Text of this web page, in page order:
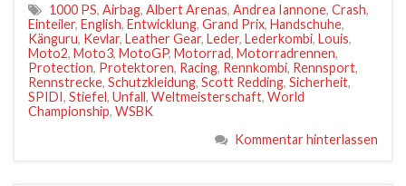
1000 PS, Airbag, Albert Arenas, Andrea Iannone, Crash,
Einteiler, English, Entwicklung, Grand Prix, Handschuhe,
Känguru, Kevlar, Leather Gear, Leder, Lederkombi, Louis,
Moto2, Moto3, MotoGP, Motorrad, Motorradrennen,
Protection, Protektoren, Racing, Rennkombi, Rennsport,
Rennstrecke, Schutzkleidung, Scott Redding, Sicherheit,
SPIDI, Stiefel, Unfall, Weltmeisterschaft, World
Championship, WSBK
Kommentar hinterlassen